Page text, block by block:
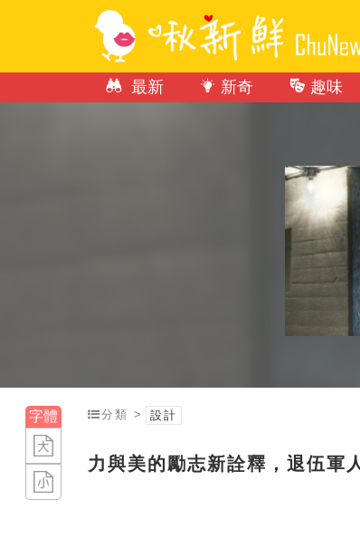
最新 新奇 趣味
字體 分類 > 設計
力與美的勵志新詮釋，退伍軍